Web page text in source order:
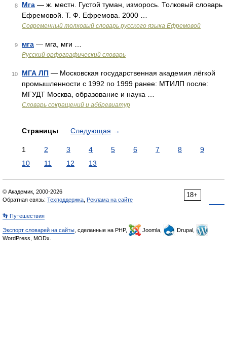
8 Мга — ж. местн. Густой туман, изморось. Толковый словарь
Ефремовой. Т. Ф. Ефремова. 2000 …
Современный толковый словарь русского языка Ефремовой
9 мга — мга, мги …
Русский орфографический словарь
10 МГА ЛП — Московская государственная академия лёгкой
промышленности с 1992 по 1999 ранее: МТИЛП после:
МГУДТ Москва, образование и наука …
Словарь сокращений и аббревиатур
Страницы Следующая →
1 2 3 4 5 6 7 8
9
10
11 12 13
18+
© Академик, 2000-2026
Обратная связь: Техподдержка Реклама на сайте
👣 Путешествия
Экспорт словарей на сайты , сделанные на PHP, Joomla,
Drupal,
WordPress, MODx.